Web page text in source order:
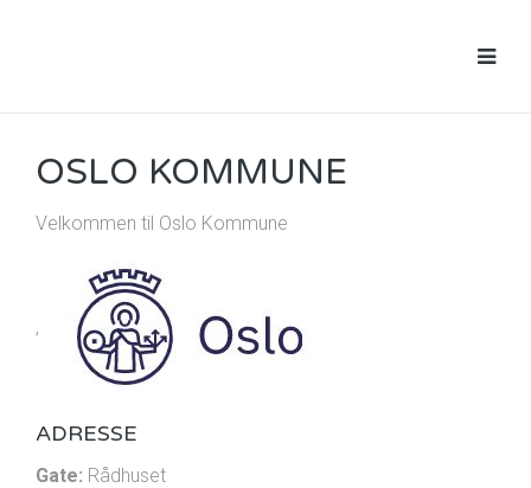
OSLO KOMMUNE
Velkommen til Oslo Kommune
,
ADRESSE
Gate: Rådhuset